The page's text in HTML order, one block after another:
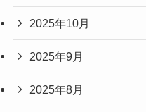
2025年10月
2025年9月
2025年8月